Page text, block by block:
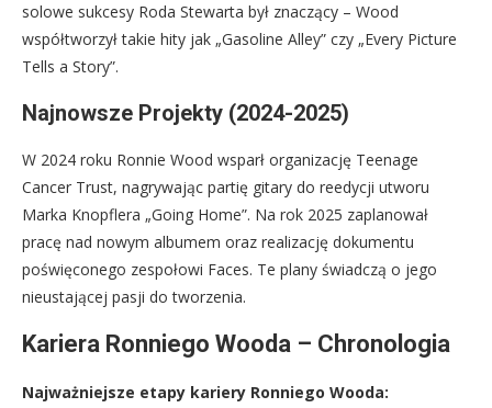
solowe sukcesy Roda Stewarta był znaczący – Wood
współtworzył takie hity jak „Gasoline Alley” czy „Every Picture
Tells a Story”.
Najnowsze Projekty (2024-2025)
W 2024 roku Ronnie Wood wsparł organizację Teenage
Cancer Trust, nagrywając partię gitary do reedycji utworu
Marka Knopflera „Going Home”. Na rok 2025 zaplanował
pracę nad nowym albumem oraz realizację dokumentu
poświęconego zespołowi Faces. Te plany świadczą o jego
nieustającej pasji do tworzenia.
Kariera Ronniego Wooda – Chronologia
Najważniejsze etapy kariery Ronniego Wooda: